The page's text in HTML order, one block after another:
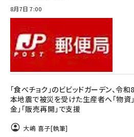
8月7日 7:00
「食べチョク」のビビッドガーデン、令
本地震で被災を受けた生産者へ「物資
金」「販売再開」で支援
大嶋 喜子[執筆]